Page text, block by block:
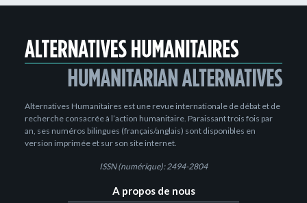
Alternatives Humanitaires est une revue internationale de débat et de
recherche consacrée à l’action humanitaire. Paraissant trois fois par
an, ses numéros bilingues (français/anglais) sont disponibles en
version imprimée et sur son site internet.
ISSN (numérique): 2494-2804
A propos de nous